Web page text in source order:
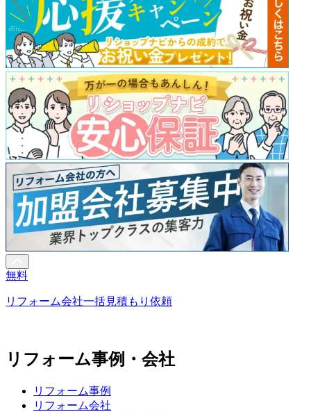
無料
リフォーム会社一括見積もり依頼
リフォーム事例・会社
リフォーム事例
リフォーム会社